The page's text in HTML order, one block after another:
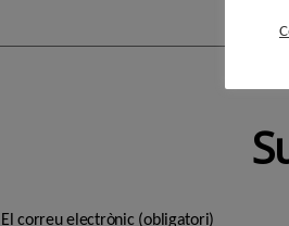
El correu electrònic (obligatori)